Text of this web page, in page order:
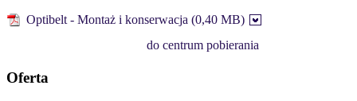
Optibelt - Montaż i konserwacja (0,40 MB)
do centrum pobierania
Oferta